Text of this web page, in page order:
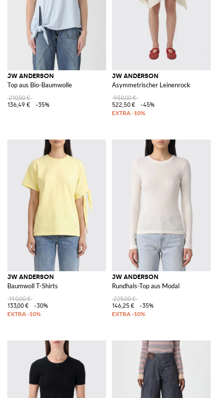
JW ANDERSON
Top aus Bio-Baumwolle
210,00 €
136,49 €
-35%
JW ANDERSON
Asymmetrischer Leinenrock
950,00 €
522,50 €
-45%
JW ANDERSON
Baumwoll T-Shirts
190,00 €
133,00 €
-30%
JW ANDERSON
Rundhals-Top aus Modal
225,00 €
146,25 €
-35%